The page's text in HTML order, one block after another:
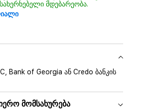
მდებარეობა.
Bank of Georgia ან Credo ბანკის
მომსახურება